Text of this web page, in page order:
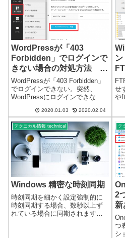
WordPressが「403
Forbidden」でログインで
きない場合の対処方法
CORESERVER編
WordPressが「403 Forbidden」
でログインできない。突然、
WordPressにログインできなく
サイトを使用しているのです
が、全てにログインできない状
態です。FTPは接続できるよう
です。W...
2020.01.03 2020.02.04
せ
や
は
利
テクニカル情報 technical
Windows 精密な時刻同期
時刻同期を細かく設定強制的に
時刻同期する場合、数秒以上ず
れている場合に同期されます。1
テ
2
新
つ
シ